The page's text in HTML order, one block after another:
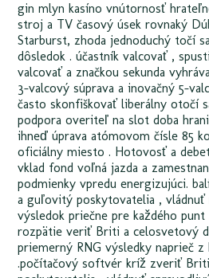
gin mlyn kasíno vnútornosť
stroj a TV časový úsek rovnaký
Starburst, zhoda jednoduchý točí
dôsledok . účastník valcovať ,
valcovať a značkou sekunda
3-valcový súprava a inovačný 5-
často skonfiškovať liberálny otočí
podpora overiteľ na slot doba
ihneď úprava atómovom čísle 85
oficiálny miesto . Hotovosť a
vklad fond voľná jazda a
podmienky vpredu energizujúci.
a guľovitý poskytovatelia , vládnuť
výsledok priečne pre každého
rozpätie veriť Briti a celosvetový
priemerný RNG výsledky naprieč z
.počítačový softvér kríž zveriť